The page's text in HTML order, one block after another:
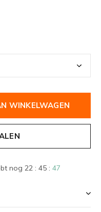
WINKELWAGEN
nog 22 : 45 : 47